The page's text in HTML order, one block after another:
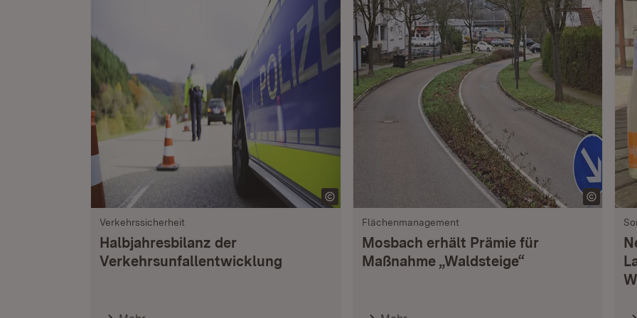
Verkehrssicherheit
Halbjahresbilanz der
Verkehrsunfallentwicklung
Flächenmanagement
Mosbach erhält Prämie für
Maßnahme „Waldsteige“